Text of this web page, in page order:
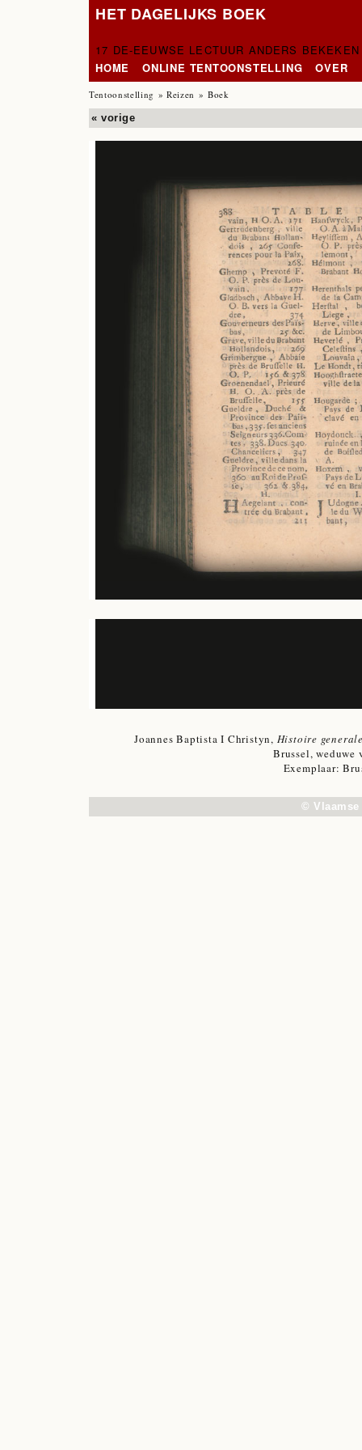
HET DAGELIJKS BOEK
17 DE-EEUWSE LECTUUR ANDERS BEKEKEN
HOME
ONLINE TENTOONSTELLING OVER
Tentoonstelling » Reizen » Boek
« vorige
Joannes Baptista I Christyn, Histoire
Brussel, weduwe
Exemplaar:
©